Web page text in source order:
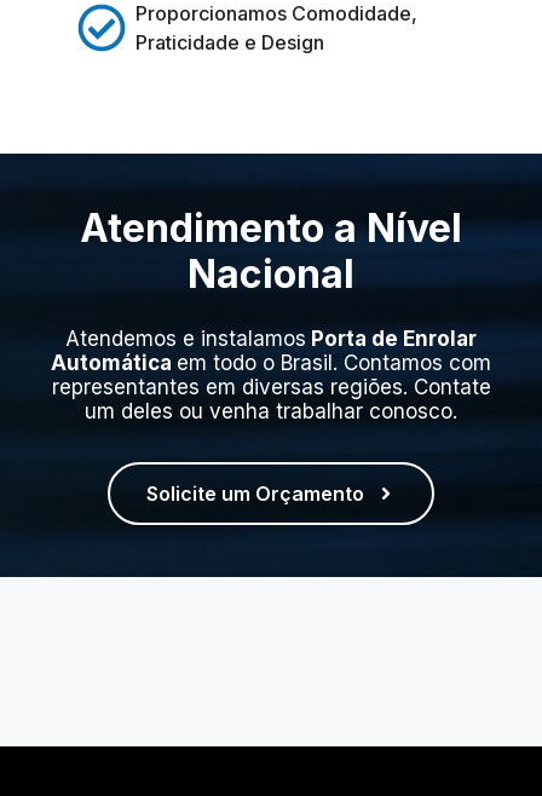
Proporcionamos Comodidade,
Praticidade e Design
Atendimento a Nível
Nacional
Atendemos e instalamos Porta de Enrolar
Automática em todo o Brasil. Contamos com
representantes em diversas regiões. Contate
um deles ou venha trabalhar conosco.
Solicite um Orçamento